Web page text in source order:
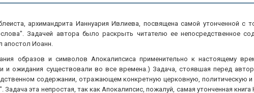
архимандрита Ианнуария Ивлиева, посвящена самой утонченной
Задачей автора было раскрыть читателю ее непосредственное
апостол Иоанн.
образов и символов Апокалипсиса применительно к настоящему
и ожидания существовали во все времена.) Задача, стоявшая перед
содержании, отражающем конкретную церковную, политическую
Задача эта непростая, так как Апокалипсис, пожалуй, самая утонченная